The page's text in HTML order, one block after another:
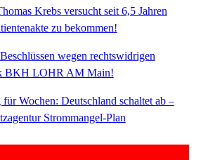
Krebs versucht seit 6,5 Jahren
zu bekommen!
wegen rechtswidrigen
BKH LOHR AM Main!
Wochen: Deutschland schaltet ab –
Strommangel-Plan